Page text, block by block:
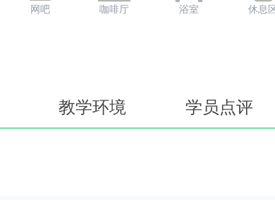
网吧 咖啡厅 浴室 休息
教学环境 学员点评